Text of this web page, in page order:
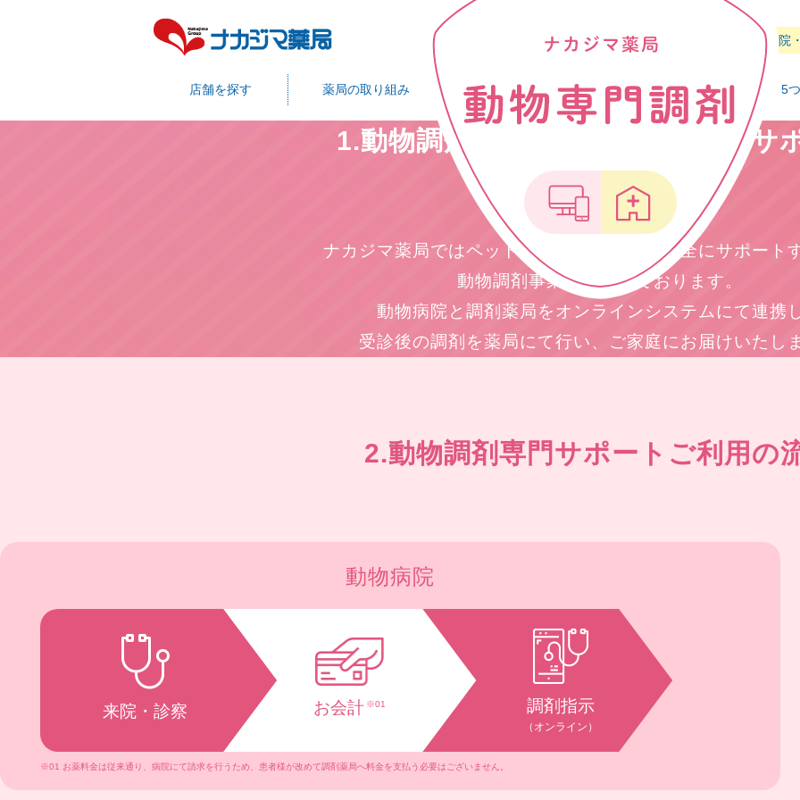
店舗を探す 薬局の取り組み 薬剤師の紹介 ナカジマグループ 5
開業支援 病院
1.動物調剤専門薬剤師がご家族をサ
ナカジマ薬局ではペットとの暮らしをより安全にサポート
動物調剤事業を展開しております。
動物病院と調剤薬局をオンラインシステムにて連携
受診後の調剤を薬局にて行い、ご家庭にお届けいたし
2.動物調剤専門サポートご利用の
動物病院
来院・診察 お会計 ※01 調剤指示
（オンライン）
※01 お薬料金は従来通り、病院にて請求を行うため、患者様が改めて調剤薬局へ料金を支払う必要はございません。